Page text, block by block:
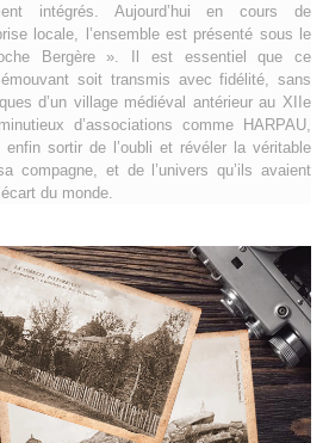
intégrés. Aujourd’hui en cours de
locale, l’ensemble est présenté sous le
Bergère ». Il est essentiel que ce
soit transmis avec fidélité, sans
d’un village médiéval antérieur au XIIe
d’associations comme HARPAU,
sortir de l’oubli et révéler la véritable
compagne, et de l’univers qu’ils avaient
du monde.